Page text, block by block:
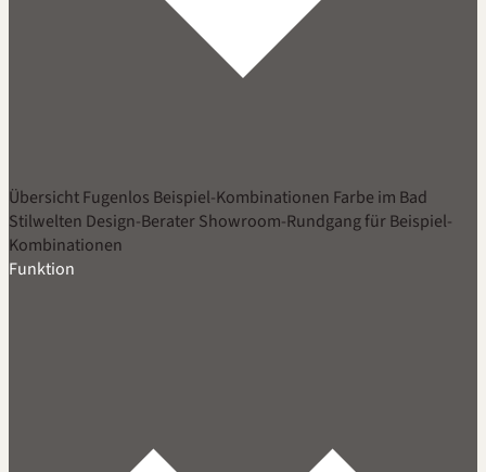
ÜbersichtFugenlos Beispiel-Kombinationen Farbe im Bad
Stilwelten Design-BeraterShowroom-Rundgang für Beispiel-
Kombinationen
Funktion